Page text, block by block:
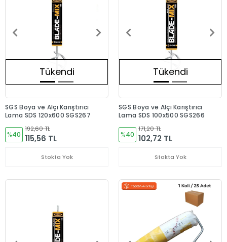
Tükendi
SGS Boya ve Alçı Karıştırıcı
Lama SDS 120x600 SGS267
%40
192,60 TL
115,56 TL
Stokta Yok
Tükendi
SGS Boya ve Alçı Karıştırıcı
Lama SDS 100x500 SGS266
%40
171,20 TL
102,72 TL
Stokta Yok